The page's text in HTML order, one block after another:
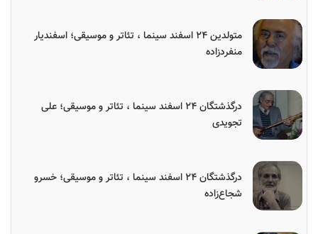
متولدین ۲۴ اسفند سینما ، تئاتر و موسیقی؛ اسفندیار
منفردزاده
درگذشتگان ۲۴ اسفند سینما ، تئاتر و موسیقی؛ علی
تجویدی
درگذشتگان ۲۴ اسفند سینما ، تئاتر و موسیقی؛ خسرو
شجاع‌زاده